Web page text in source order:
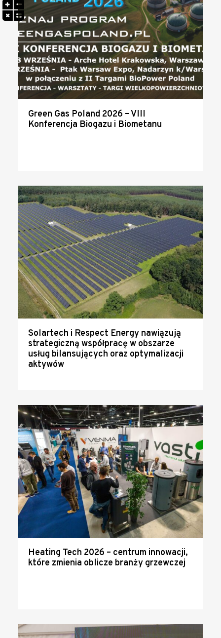
Green Gas Poland 2026 – VIII
Konferencja Biogazu i Biometanu
Solartech i Respect Energy nawiązują
strategiczną współpracę w obszarze
usług bilansujących oraz optymalizacji
aktywów
Heating Tech 2026 – centrum innowacji,
które zmienia oblicze branży grzewczej